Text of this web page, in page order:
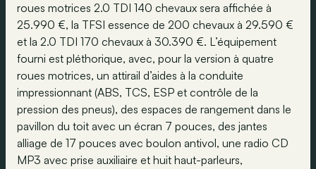
roues motrices 2.0 TDI 140 chevaux sera affichée à
25.990 €, la TFSI essence de 200 chevaux à 29.590 €
et la 2.0 TDI 170 chevaux à 30.390 €. L’équipement
fourni est pléthorique, avec, pour la version à quatre
roues motrices, un attirail d’aides à la conduite
impressionnant (ABS, TCS, ESP et contrôle de la
pression des pneus), des espaces de rangement dans le
pavillon du toit avec un écran 7 pouces, des jantes
alliage de 17 pouces avec boulon antivol, une radio CD
MP3 avec prise auxiliaire et huit haut-parleurs,